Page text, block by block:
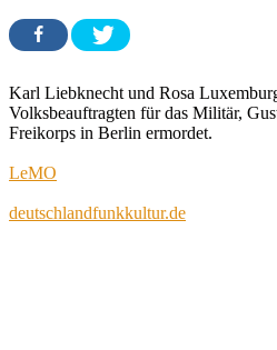
Karl Liebknecht und Rosa
Volksbeauftragten für das Militär,
Freikorps in Berlin ermordet.
LeMO
deutschlandfunkkultur.de